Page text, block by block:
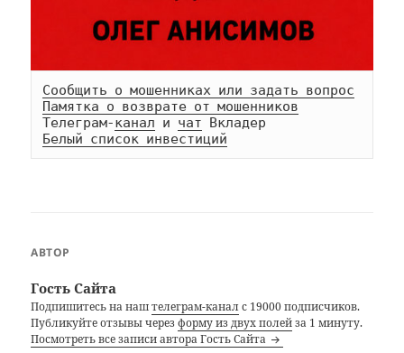
Сообщить о мошенниках или задать вопрос
Памятка о возврате от мошенников
Телеграм-канал и чат
Белый список инвестиций
АВТОР
Гость Сайта
Подпишитесь на наштелеграм-каналс 19000 подписчиков.
Публикуйте отзывы черезформу из двух полейза 1 минуту.
Посмотреть все записи автора Гость Сайта